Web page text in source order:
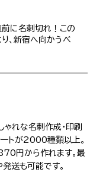
前に名刺切れ！この
、新宿へ向かうべ
れな名刺作成・印刷
トが2000種類以上。
円から作れます。最
送も可能です。